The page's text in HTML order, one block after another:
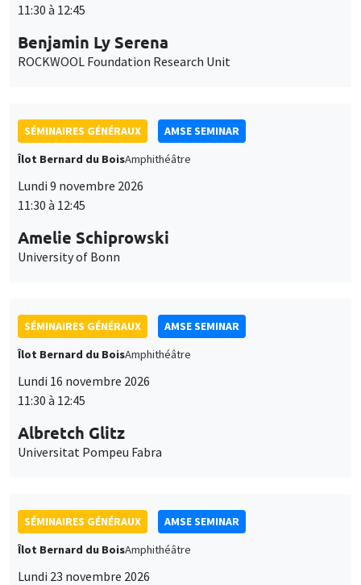
11:30 à 12:45
Benjamin Ly Serena
ROCKWOOL Foundation Research Unit
SÉMINAIRES GÉNÉRAUX
AMSE SEMINAR
Îlot Bernard du BoisAmphithéâtre
Lundi 9 novembre 2026
11:30 à 12:45
Amelie Schiprowski
University of Bonn
SÉMINAIRES GÉNÉRAUX
AMSE SEMINAR
Îlot Bernard du BoisAmphithéâtre
Lundi 16 novembre 2026
11:30 à 12:45
Albretch Glitz
Universitat Pompeu Fabra
SÉMINAIRES GÉNÉRAUX
AMSE SEMINAR
Îlot Bernard du BoisAmphithéâtre
Lundi 23 novembre 2026